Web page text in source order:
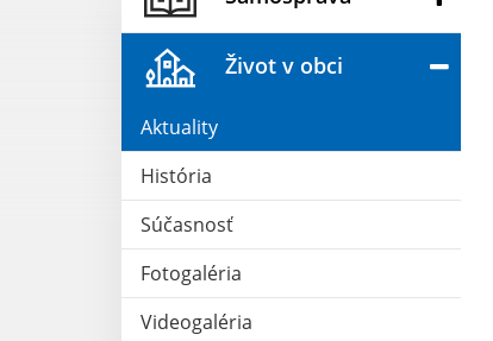
Život v obci
Aktuality
História
Súčasnosť
Fotogaléria
Videogaléria